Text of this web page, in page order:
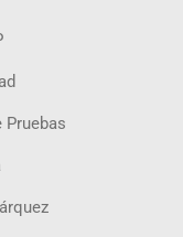
Pruebas